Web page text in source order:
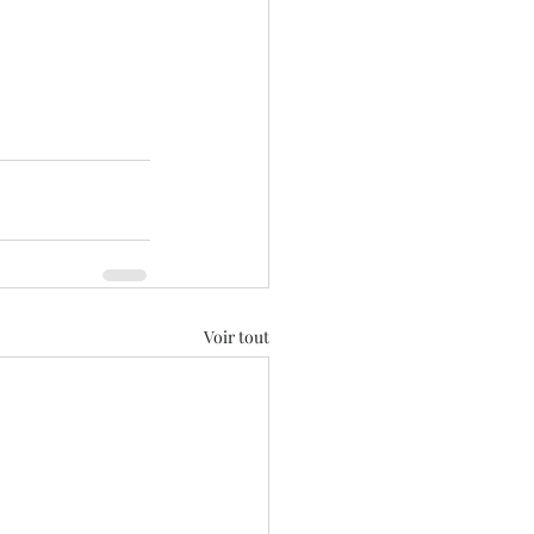
Voir tout